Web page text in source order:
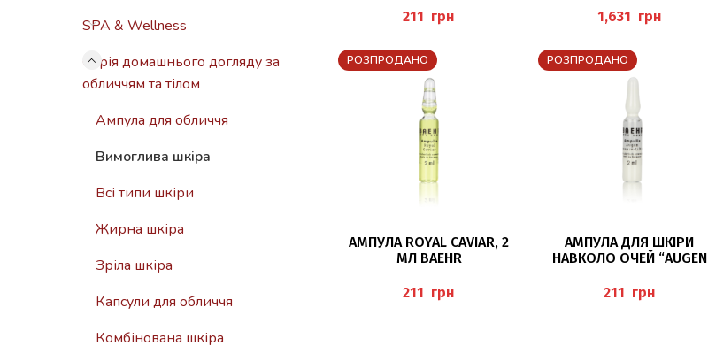
SPA & Wellness
Серія домашнього догляду за
обличчям та тілом
Ампула для обличчя
Вимоглива шкіра
Всі типи шкіри
Жирна шкіра
Зріла шкіра
Капсули для обличчя
Комбінована шкіра
грн
грн
РОЗПРОДАНО
ЧИТАТИ ДАЛІ
АМПУЛА ROYAL CAVIAR, 2
МЛ BAEHR
грн
РОЗПРОДАНО
ЧИТАТИ ДАЛІ
АМПУЛА ДЛЯ ШКІРИ
НАВКОЛО ОЧЕЙ “AUGEN
BAEHR
грн